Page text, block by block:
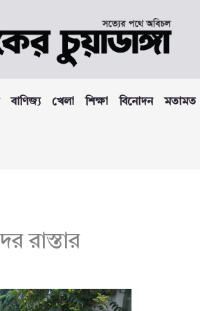
বাণিজ্য খেলা শিক্ষা বিনোদন মতামত
রাস্তার